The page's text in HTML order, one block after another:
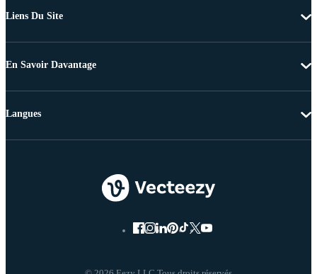
Liens Du Site
En Savoir Davantage
Langues